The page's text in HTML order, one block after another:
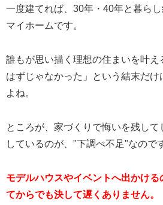
一度建てれば、30年・40年と暮ら
マイホームです。
誰もが思い描く理想の住まいを叶え
はずじゃなかった」という結末だ
よね。
ところが、家づくりで悔いを残して
しているのが、"下調べ不足"なので
モデルハウスやイベントへ出かけ
てからでも決して遅くありません。